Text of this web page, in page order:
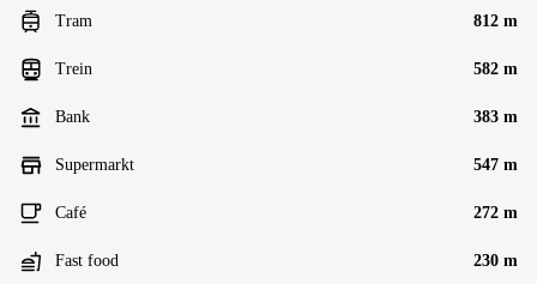
Tram 812 m
Trein 582 m
Bank 383 m
Supermarkt 547 m
Café 272 m
Fast food 230 m